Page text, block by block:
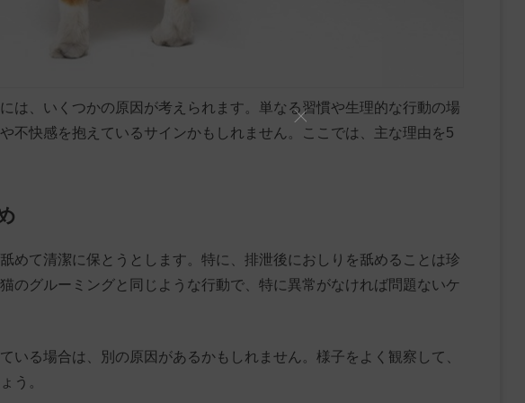
は、いくつかの原因が考えられます。単なる習慣や生理的な行動の場
不快感を抱えているサインかもしれません。ここでは、主な理由を5
めて清潔に保とうとします。特に、排泄後におしりを舐めることは珍
のグルーミングと同じような行動で、特に異常がなければ問題ないケ
いる場合は、別の原因があるかもしれません。様子をよく観察して、
う。